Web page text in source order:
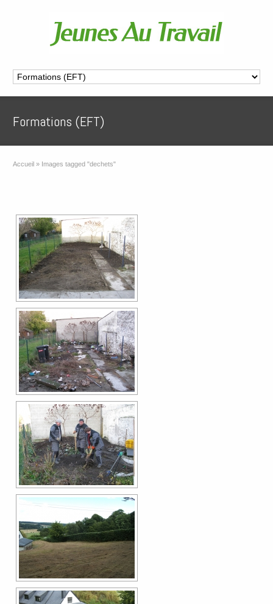
Formations (EFT)
Accueil » Images tagged "dechets"